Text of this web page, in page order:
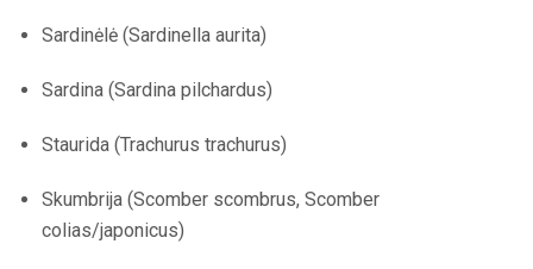
Sardinėlė (Sardinella aurita)
Sardina (Sardina pilchardus)
Staurida (Trachurus trachurus)
Skumbrija (Scomber scombrus, Scomber
colias/japonicus)